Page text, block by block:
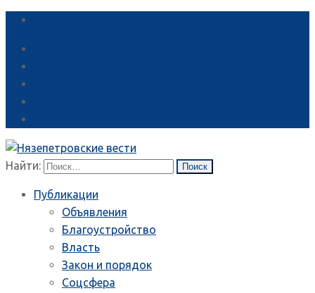
Найти:
Публикации
Объявления
Благоустройство
Власть
Закон и порядок
Соцсфера